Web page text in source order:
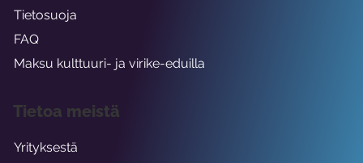
Tietosuoja
FAQ
Maksu kulttuuri- ja virike-eduilla
Tietoa meistä
Yrityksestä